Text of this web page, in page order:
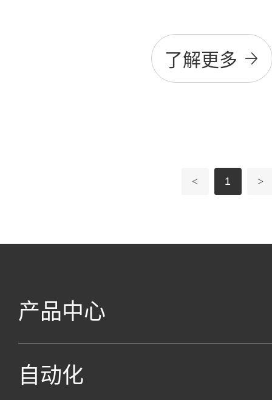
了解更多
< 1 >
产品中心
自动化